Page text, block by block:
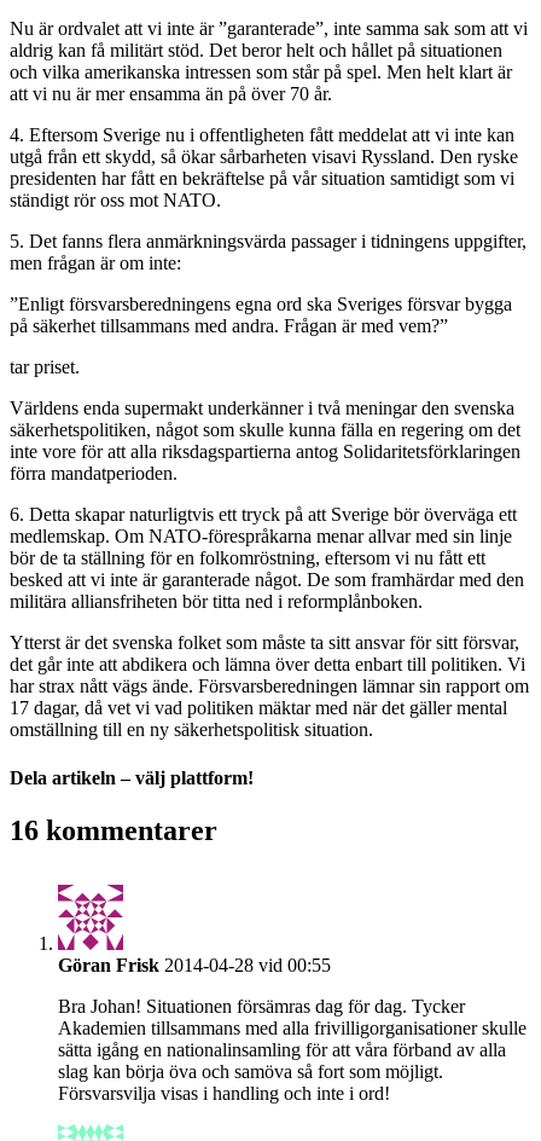
Nu är ordvalet att vi inte är ”garanterade”, inte samma sak som att vi
aldrig kan få militärt stöd. Det beror helt och hållet på situationen
och vilka amerikanska intressen som står på spel. Men helt klart är
att vi nu är mer ensamma än på över 70 år.
4. Eftersom Sverige nu i offentligheten fått meddelat att vi inte kan
utgå från ett skydd, så ökar sårbarheten visavi Ryssland. Den ryske
presidenten har fått en bekräftelse på vår situation samtidigt som vi
ständigt rör oss mot NATO.
5. Det fanns flera anmärkningsvärda passager i tidningens uppgifter,
men frågan är om inte:
”Enligt försvarsberedningens egna ord ska Sveriges försvar bygga
på säkerhet tillsammans med andra. Frågan är med vem?”
tar priset.
Världens enda supermakt underkänner i två meningar den svenska
säkerhetspolitiken, något som skulle kunna fälla en regering om det
inte vore för att alla riksdagspartierna antog Solidaritetsförklaringen
förra mandatperioden.
6. Detta skapar naturligtvis ett tryck på att Sverige bör överväga ett
medlemskap. Om NATO-förespråkarna menar allvar med sin linje
bör de ta ställning för en folkomröstning, eftersom vi nu fått ett
besked att vi inte är garanterade något. De som framhärdar med den
militära alliansfriheten bör titta ned i reformplånboken.
Ytterst är det svenska folket som måste ta sitt ansvar för sitt försvar,
det går inte att abdikera och lämna över detta enbart till politiken. Vi
har strax nått vägs ände. Försvarsberedningen lämnar sin rapport om
17 dagar, då vet vi vad politiken mäktar med när det gäller mental
omställning till en ny säkerhetspolitisk situation.
Dela artikeln – välj plattform!
Facebook
X
Reddit
LinkedIn
WhatsApp
Tumblr
Pinterest
Vk
E-
post
16 kommentarer
Göran Frisk 2014-04-28 vid 00:55
Bra Johan! Situationen försämras dag för dag. Tycker
Akademien tillsammans med alla frivilligorganisationer skulle
sätta igång en nationalinsamling för att våra förband av alla
slag kan börja öva och samöva så fort som möjligt.
Försvarsvilja visas i handling och inte i ord!